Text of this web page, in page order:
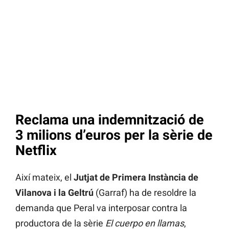
Reclama una indemnització de
3 milions d’euros per la sèrie de
Netflix
Així mateix, el Jutjat de Primera Instància de
Vilanova i la Geltrú (Garraf) ha de resoldre la
demanda que Peral va interposar contra la
productora de la sèrie El cuerpo en llamas,